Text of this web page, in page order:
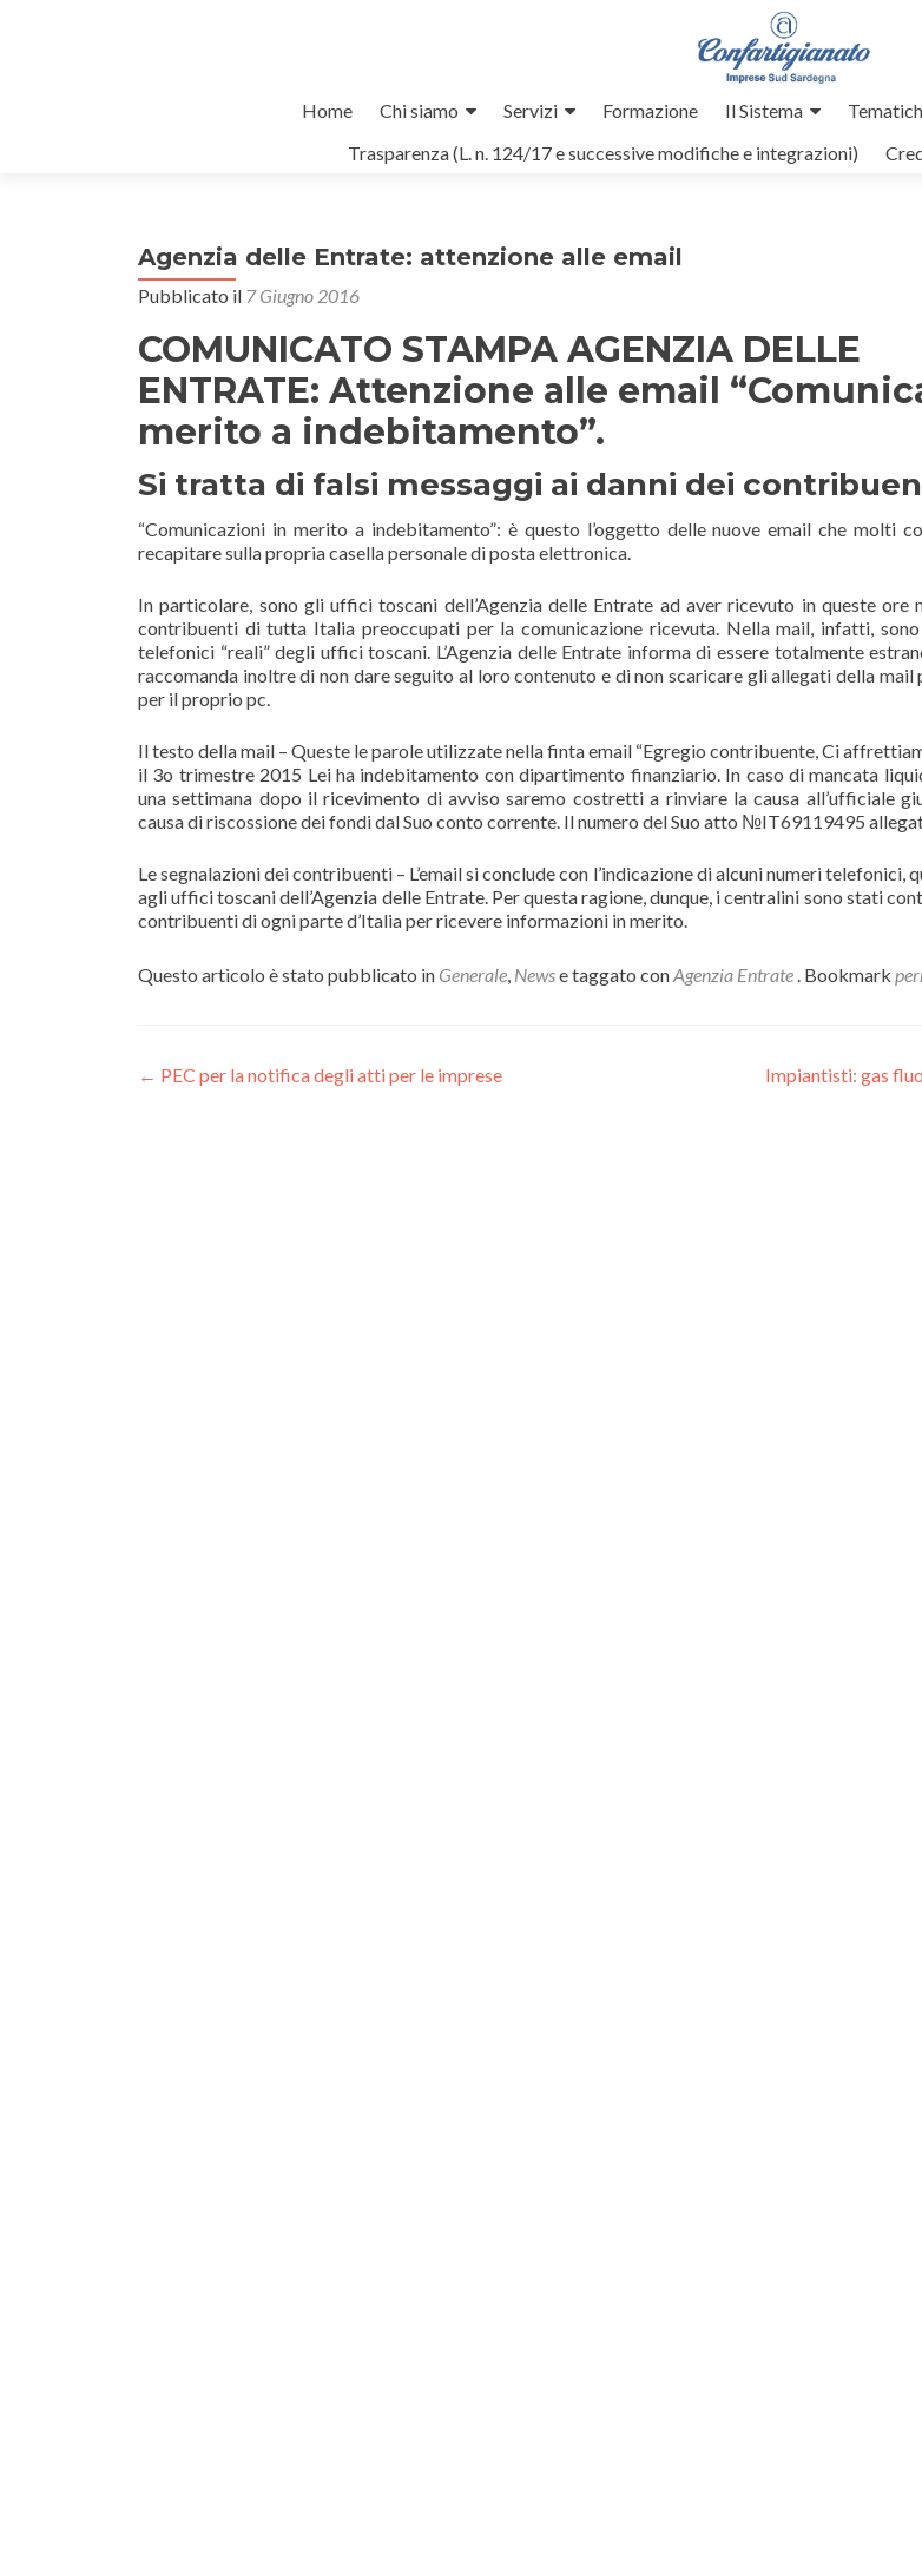
Home Chi siamo Servizi Formazione Il Sistema
Trasparenza (L. n. 124/17 e successive modifiche e integrazioni)
Agenzia delle Entrate: attenzione alle email
Pubblicato il 7 Giugno 2016
COMUNICATO STAMPA AGENZIA DELLE
ENTRATE: Attenzione alle email
merito a indebitamento”.
Si tratta di falsi messaggi ai danni dei
“Comunicazioni in merito a indebitamento”: è questo l’oggetto delle nuove email che molti
recapitare sulla propria casella personale di posta elettronica.
In particolare, sono gli uffici toscani dell’Agenzia delle Entrate ad aver ricevuto in queste ore
contribuenti di tutta Italia preoccupati per la comunicazione ricevuta. Nella mail, infatti,
telefonici “reali” degli uffici toscani. L’Agenzia delle Entrate informa di essere totalmente
raccomanda inoltre di non dare seguito al loro contenuto e di non scaricare gli allegati della mail
per il proprio pc.
Il testo della mail – Queste le parole utilizzate nella finta email “Egregio contribuente, Ci
il 3o trimestre 2015 Lei ha indebitamento con dipartimento finanziario. In caso di mancata
una settimana dopo il ricevimento di avviso saremo costretti a rinviare la causa all’ufficiale
causa di riscossione dei fondi dal Suo conto corrente. Il numero del Suo atto №IT69119495
Le segnalazioni dei contribuenti – L’email si conclude con l’indicazione di alcuni numeri telefonici,
agli uffici toscani dell’Agenzia delle Entrate. Per questa ragione, dunque, i centralini sono stati
contribuenti di ogni parte d’Italia per ricevere informazioni in merito.
Questo articolo è stato pubblicato in Generale, Newse taggato conAgenzia Entrate . Bookmark
Navigazione
← PEC per la notifica degli atti per le imprese Impiantisti: gas